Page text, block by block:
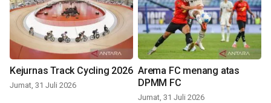
Kejurnas Track Cycling 2026
Jumat, 31 Juli 2026
Arema FC menang atas
DPMM FC
Jumat, 31 Juli 2026